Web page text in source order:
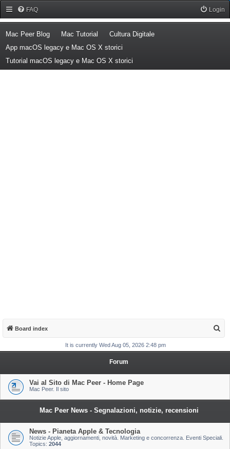
FAQ Login
Mac Peer Blog(Opens a new tab)
Mac Tutorial (Opens a new tab)
Cultura Digitale(Opens a new tab)
App macOS legacy e Mac OS X storici
Tutorial macOS legacy e Mac OS X storici
Board index
a
It is currently Wed Aug 05, 2026 2:48 pm
Forum
Vai al Sito di Mac Peer - Home Page
Mac Peer. Il sito
Mac Peer News - Segnalazioni, notizie, recensioni
News - Pianeta Apple & Tecnologia
Notizie Apple, aggiornamenti, novità. Marketing e concorrenza. Eventi Speciali.
Topics: 2044